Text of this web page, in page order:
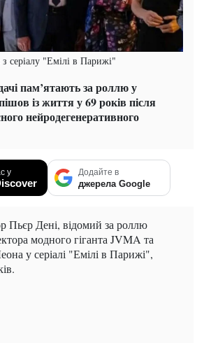
серіалу "Емілі в Парижі"
пам’ятають за роллю у
із життя у 69 років після
нейродегенеративного
у Додайте в
джерела Google
Пьєр Дені, відомий за роллю
модного гіганта JVMA та
у серіалі "Емілі в Парижі",